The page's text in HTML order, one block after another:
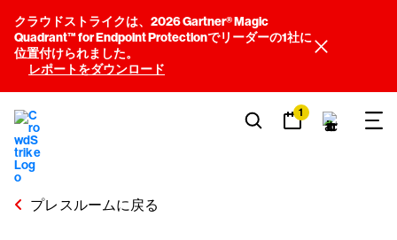
クラウドストライクは、2026 Gartner® Magic
Quadrant™ for Endpoint Protectionでリーダーの1社に
位置付けられました。
レポートをダウンロード
1
プレスルームに戻る